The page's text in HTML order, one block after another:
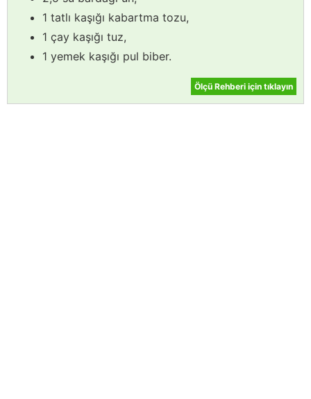
1 tatlı kaşığı kabartma tozu,
1 çay kaşığı tuz,
1 yemek kaşığı pul biber.
Ölçü Rehberi için tıklayın